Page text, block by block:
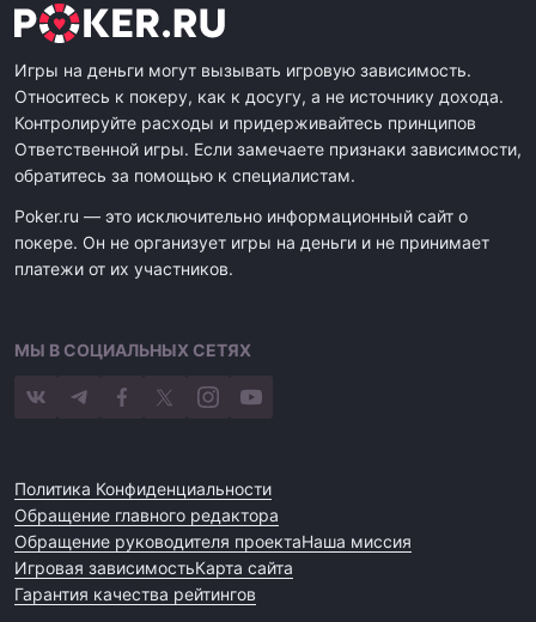
Игры на деньги могут вызывать игровую зависимость.
Относитесь к покеру, как к досугу, а не источнику дохода.
Контролируйте расходы и придерживайтесь принципов
Ответственной игры. Если замечаете признаки зависимости,
обратитесь за помощью к специалистам.
Poker.ru — это исключительно информационный сайт о
покере. Он не организует игры на деньги и не принимает
платежи от их участников.
МЫ В СОЦИАЛЬНЫХ СЕТЯХ
Политика Конфиденциальности
Обращение главного редактора
Обращение руководителя проектаНаша миссия
Игровая зависимостьКарта сайта
Гарантия качества рейтингов